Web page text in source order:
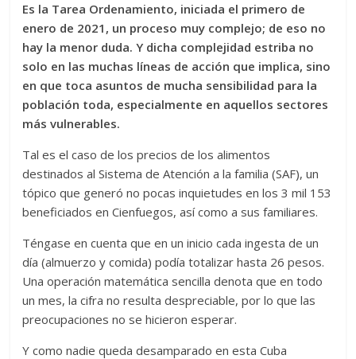
Es la Tarea Ordenamiento, iniciada el primero de
enero de 2021, un proceso muy complejo; de eso no
hay la menor duda. Y dicha complejidad estriba no
solo en las muchas líneas de acción que implica, sino
en que toca asuntos de mucha sensibilidad para la
población toda, especialmente en aquellos sectores
más vulnerables.
Tal es el caso de los precios de los alimentos
destinados al Sistema de Atención a la familia (SAF), un
tópico que generó no pocas inquietudes en los 3 mil 153
beneficiados en Cienfuegos, así como a sus familiares.
Téngase en cuenta que en un inicio cada ingesta de un
día (almuerzo y comida) podía totalizar hasta 26 pesos.
Una operación matemática sencilla denota que en todo
un mes, la cifra no resulta despreciable, por lo que las
preocupaciones no se hicieron esperar.
Y como nadie queda desamparado en esta Cuba